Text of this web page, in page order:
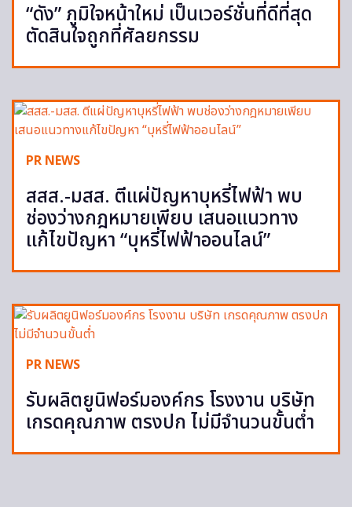
“ดัง” ภูมิใจหน้าใหม่ เป็นเวอร์ชั่นที่ดีที่สุด
ตัดสินใจถูกที่ศัลยกรรม
PR NEWS
สสส.-มสส. ตีแผ่ปัญหาบุหรี่ไฟฟ้า พบ
ช่องว่างกฎหมายเพียบ เสนอแนวทาง
แก้ไขปัญหา “บุหรี่ไฟฟ้าออนไลน์”
PR NEWS
รับผลิตยูนิฟอร์มองค์กร โรงงาน บริษัท
เกรดคุณภาพ ตรงปก ไม่มีจำนวนขั้นต่ำ